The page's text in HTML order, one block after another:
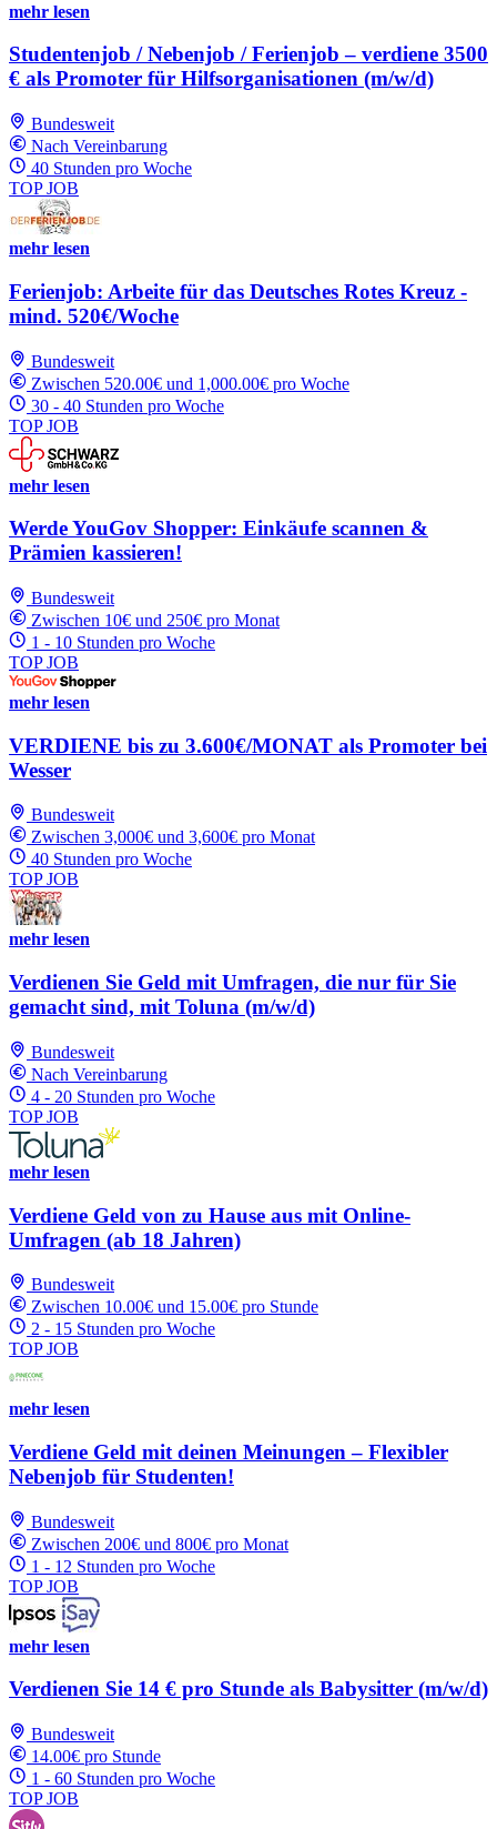
mehr lesen
Studentenjob / Nebenjob / Ferienjob – verdiene 3500
€ als Promoter für Hilfsorganisationen (m/w/d)
Bundesweit
Nach Vereinbarung
40 Stunden pro Woche
TOP JOB
mehr lesen
Ferienjob: Arbeite für das Deutsches Rotes Kreuz -
mind. 520€/Woche
Bundesweit
Zwischen 520.00€ und 1,000.00€ pro Woche
30 - 40 Stunden pro Woche
TOP JOB
mehr lesen
Werde YouGov Shopper: Einkäufe scannen &
Prämien kassieren!
Bundesweit
Zwischen 10€ und 250€ pro Monat
1 - 10 Stunden pro Woche
TOP JOB
mehr lesen
VERDIENE bis zu 3.600€/MONAT als Promoter bei
Wesser
Bundesweit
Zwischen 3,000€ und 3,600€ pro Monat
40 Stunden pro Woche
TOP JOB
mehr lesen
Verdienen Sie Geld mit Umfragen, die nur für Sie
gemacht sind, mit Toluna (m/w/d)
Bundesweit
Nach Vereinbarung
4 - 20 Stunden pro Woche
TOP JOB
mehr lesen
Verdiene Geld von zu Hause aus mit Online-
Umfragen (ab 18 Jahren)
Bundesweit
Zwischen 10.00€ und 15.00€ pro Stunde
2 - 15 Stunden pro Woche
TOP JOB
mehr lesen
Verdiene Geld mit deinen Meinungen – Flexibler
Nebenjob für Studenten!
Bundesweit
Zwischen 200€ und 800€ pro Monat
1 - 12 Stunden pro Woche
TOP JOB
mehr lesen
Verdienen Sie 14 € pro Stunde als Babysitter (m/w/d)
Bundesweit
14.00€ pro Stunde
1 - 60 Stunden pro Woche
TOP JOB